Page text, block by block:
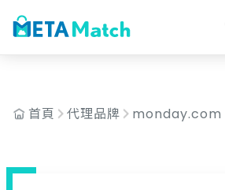
首頁 代理品牌 monday.com